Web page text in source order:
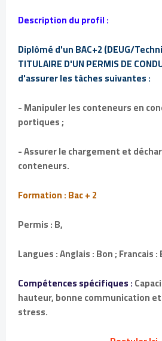
Description du profil :
Diplômé d'un BAC+2 (DEUG/
TITULAIRE D'UN PERMIS DE
d'assurer les tâches suivantes :
- Manipuler les conteneurs en
portiques ;
- Assurer le chargement et
conteneurs.
Formation : Bac + 2
Permis : B,
Langues : Anglais : Bon ; Francais :
Compétences spécifiques :
hauteur, bonne communication
stress.